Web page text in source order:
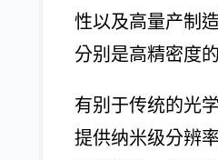
性以及高量产制
分别是高精密度
有别于传统的光
提供纳米级分辨